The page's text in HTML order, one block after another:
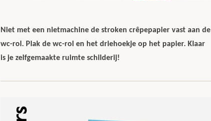
Niet met een nietmachine de stroken crêpepapier vast aan de
wc-rol. Plak de wc-rol en het driehoekje op het papier. Klaar
is je zelfgemaakte ruimte schilderij!